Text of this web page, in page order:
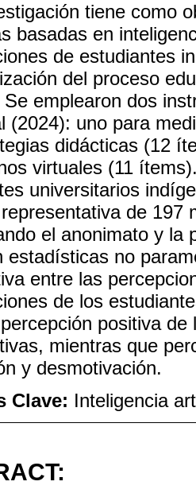
tiene como
basadas en
de estudiantes
del proceso
Se emplearon dos
(2024): uno para
didácticas (12
virtuales (11
universitarios
de 197
el anonimato y la
estadísticas no
entre las
de los
positiva
mientras que
y desmotivación.
Clave: Inteligencia